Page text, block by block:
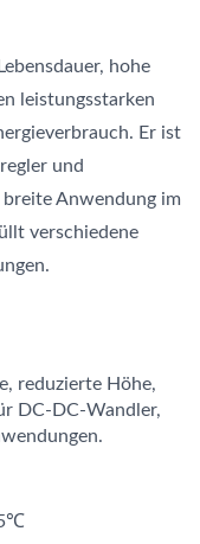
hohe
leistungsstarken
Er ist
und
Anwendung im
verschiedene
reduzierte Höhe,
DC-DC-Wandler,